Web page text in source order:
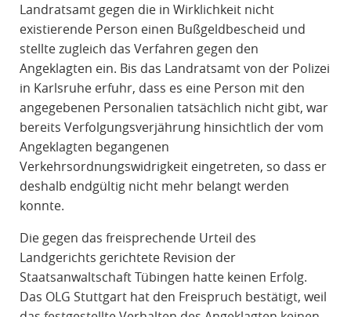
Landratsamt gegen die in Wirklichkeit nicht
existierende Person einen Bußgeldbescheid und
stellte zugleich das Verfahren gegen den
Angeklagten ein. Bis das Landratsamt von der Polizei
in Karlsruhe erfuhr, dass es eine Person mit den
angegebenen Personalien tatsächlich nicht gibt, war
bereits Verfolgungsverjährung hinsichtlich der vom
Angeklagten begangenen
Verkehrsordnungswidrigkeit eingetreten, so dass er
deshalb endgültig nicht mehr belangt werden
konnte.
Die gegen das freisprechende Urteil des
Landgerichts gerichtete Revision der
Staatsanwaltschaft Tübingen hatte keinen Erfolg.
Das OLG Stuttgart hat den Freispruch bestätigt, weil